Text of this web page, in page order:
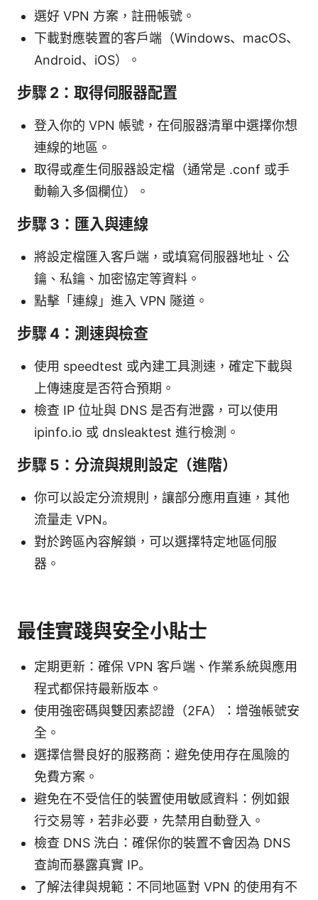
選好 VPN 方案，註冊帳號。
下載對應裝置的客戶端（Windows、macOS、
Android、iOS）。
步驟 2：取得伺服器配置
登入你的 VPN 帳號，在伺服器清單中選擇你想
連線的地區。
取得或產生伺服器設定檔（通常是 .conf 或手
動輸入多個欄位）。
步驟 3：匯入與連線
將設定檔匯入客戶端，或填寫伺服器地址、公
鑰、私鑰、加密協定等資料。
點擊「連線」進入 VPN 隧道。
步驟 4：測速與檢查
使用 speedtest 或內建工具測速，確定下載與
上傳速度是否符合預期。
檢查 IP 位址與 DNS 是否有泄露，可以使用
ipinfo.io 或 dnsleaktest 進行檢測。
步驟 5：分流與規則設定（進階）
你可以設定分流規則，讓部分應用直連，其他
流量走 VPN。
對於跨區內容解鎖，可以選擇特定地區伺服
器。
最佳實踐與安全小貼士
定期更新：確保 VPN 客戶端、作業系統與應用
程式都保持最新版本。
使用強密碼與雙因素認證（2FA）：增強帳號安
全。
選擇信譽良好的服務商：避免使用存在風險的
免費方案。
避免在不受信任的裝置使用敏感資料：例如銀
行交易等，若非必要，先禁用自動登入。
檢查 DNS 洗白：確保你的裝置不會因為 DNS
查詢而暴露真實 IP。
了解法律與規範：不同地區對 VPN 的使用有不